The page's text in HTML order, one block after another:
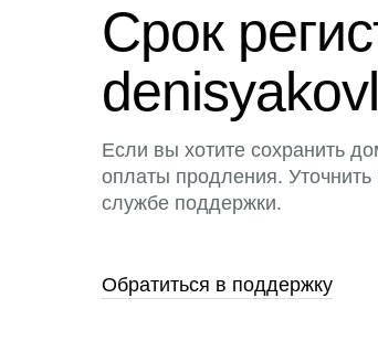
Срок
Если вы хотите сохранить
оплаты продления.
службе поддержки.
Обратиться в поддержку